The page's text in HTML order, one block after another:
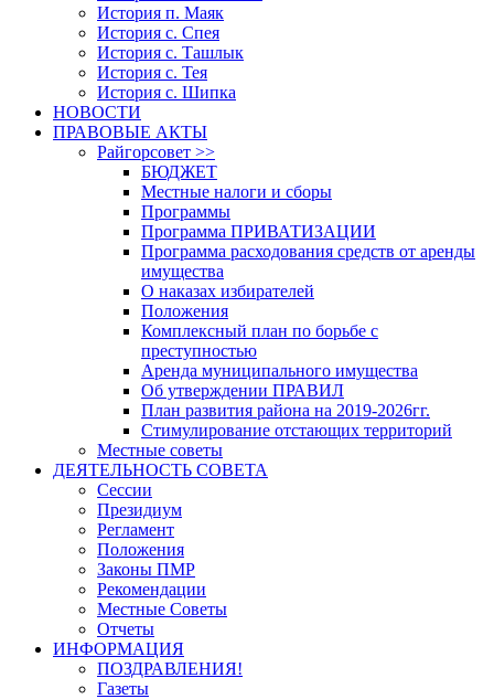
История п. Маяк
История с. Спея
История с. Ташлык
История с. Тея
История с. Шипка
НОВОСТИ
ПРАВОВЫЕ АКТЫ
Райгорсовет >>
БЮДЖЕТ
Местные налоги и сборы
Программы
Программа ПРИВАТИЗАЦИИ
Программа расходования средств от аренды
имущества
О наказах избирателей
Положения
Комплексный план по борьбе с
преступностью
Аренда муниципального имущества
Об утверждении ПРАВИЛ
План развития района на 2019-2026гг.
Стимулирование отстающих территорий
Местные советы
ДЕЯТЕЛЬНОСТЬ СОВЕТА
Сессии
Президиум
Регламент
Положения
Законы ПМР
Рекомендации
Местные Советы
Отчеты
ИНФОРМАЦИЯ
ПОЗДРАВЛЕНИЯ!
Газеты